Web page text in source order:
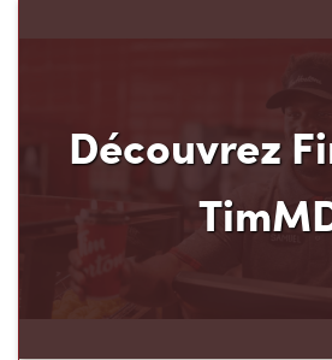
Découvrez